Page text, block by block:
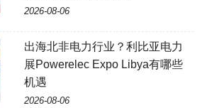
2026-08-06
出海北非电力行业？利比亚电力
展Powerelec Expo Libya有哪些
机遇
2026-08-06